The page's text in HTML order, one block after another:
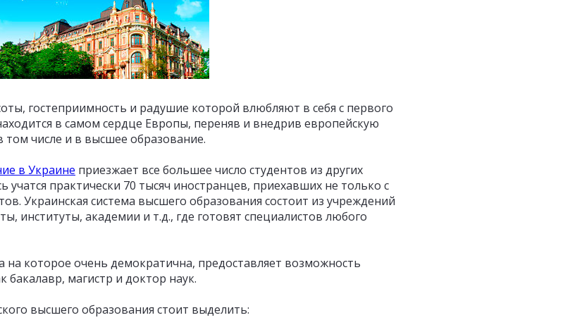
гостеприимность и радушие которой влюбляют в себя с первого
в самом сердце Европы, переняв и внедрив европейскую
числе и в высшее образование.
в Украине приезжает все большее число студентов из других
учатся практически 70 тысяч иностранцев, приехавших не только с
Украинская система высшего образования состоит из учреждений
институты, академии и т.д., где готовят специалистов любого
на которое очень демократична, предоставляет возможность
бакалавр, магистр и доктор наук.
высшего образования стоит выделить: